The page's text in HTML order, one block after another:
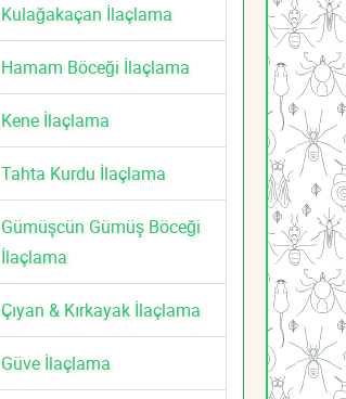
Kulağakaçan İlaçlama
Hamam Böceği İlaçlama
Kene İlaçlama
Tahta Kurdu İlaçlama
Gümüşcün Gümüş Böceği
İlaçlama
Çıyan & Kırkayak İlaçlama
Güve İlaçlama